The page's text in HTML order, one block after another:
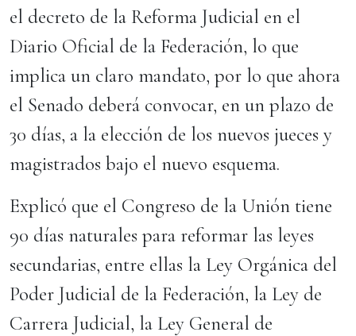
el decreto de la Reforma Judicial en el
Diario Oficial de la Federación, lo que
implica un claro mandato, por lo que ahora
el Senado deberá convocar, en un plazo de
30 días, a la elección de los nuevos jueces y
magistrados bajo el nuevo esquema.
Explicó que el Congreso de la Unión tiene
90 días naturales para reformar las leyes
secundarias, entre ellas la Ley Orgánica del
Poder Judicial de la Federación, la Ley de
Carrera Judicial, la Ley General de